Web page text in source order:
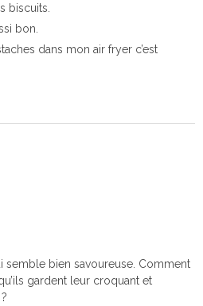
biscuits.
bon.
dans mon air fryer c’est
semble bien savoureuse. Comment
gardent leur croquant et